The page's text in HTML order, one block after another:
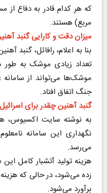
مربع) هستند.
میزان دقت و کارایی گنبد
تعداد زیادی موشک به طور
موشک‌ها می‌تواند از سامانه
جنگ اتفاق افتاد.
گنبد آهنین چقدر برای
به نوشته سایت اکسیوس،
نگهداری این سامانه
می‌رسد.
برآورد می‌شود.